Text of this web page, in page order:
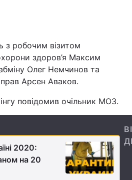
Війна
Політика
Світ
Лайт
з робочим візитом
здоров’я Максим
Олег Немчинов та
Арсен Аваков.
повідомив очільник МОЗ.
2020:
на 20